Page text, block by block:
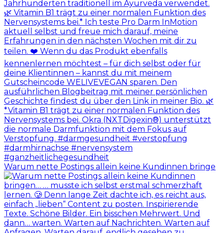
Warum nette Postings allein keine Kundinnen bringe